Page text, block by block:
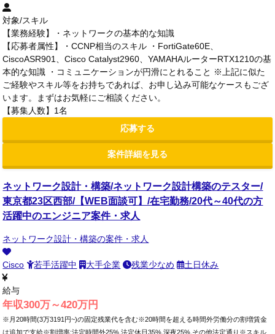
対象/スキル
【業務経験】・ネットワークの基本的な知識
【応募者属性】・CCNP相当のスキル ・FortiGate60E、
CiscoASR901、Cisco Catalyst2960、YAMAHAルーターRTX1210の基
本的な知識 ・コミュニケーションが円滑にとれること ※上記に似た
ご経験やスキル等をお持ちであれば、お申し込み可能なケースもござ
います。まずはお気軽にご相談ください。
【募集人数】1名
応募する
案件詳細を見る
ネットワーク設計・構築/ネットワーク設計構築のテスター/
東京都23区西部/【WEB面談可】/在宅勤務/20代～40代の方
活躍中のエンジニア案件・求人
ネットワーク設計・構築の案件・求人
Cisco 若手活躍中 大手企業 残業少なめ 土日休み
給与
年収300万～420万円
※月20時間(3万3191円~)の固定残業代を含む※20時間を超える時間外労働分の割増賃金
は追加で支給※割増率:法定時間外25%,法定休日35%,深夜25%,その他法定通り※スキル